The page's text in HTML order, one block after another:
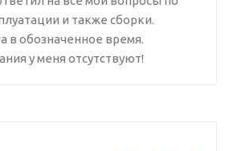
и также сборки.
в обозначенное время.
у меня отсутствуют!